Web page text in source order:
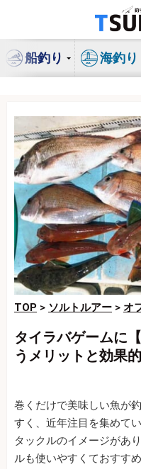
ン
船釣り 海釣り
TOP > ソルトルアー > オ
タイラバゲームに
うメリットと効果的
巻くだけで美味しい魚が
すく、近年注目を集めて
タックルのイメージがあ
ルも使いやすくておすす